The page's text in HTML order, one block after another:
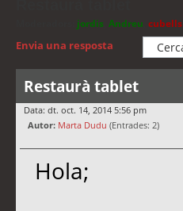
jordis Andreu cubells
Envia una resposta
Restaurà tablet
Data: dt. oct. 14, 2014 5:56 pm
Autor: Marta Dudu (Entrades: 2)
Hola;